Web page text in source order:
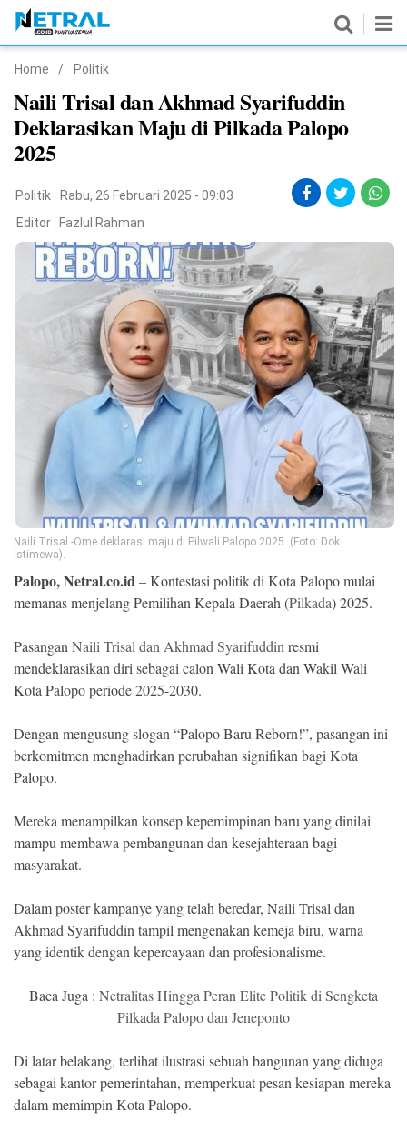
Nasional
Pemerintahan
Hukrim
Pendidikan
Peristiwa
Olahraga
Ekonomi
Memori
©
Copyright
.
All
Right
Reserved
Home / Politik
Naili Trisal dan Akhmad Syarifuddin
Deklarasikan Maju di Pilkada Palopo
2025
Politik
Rabu, 26 Februari 2025 - 09:03
Editor : Fazlul Rahman
Naili Trisal -Ome deklarasi maju di Pilwali Palopo 2025. (Foto: Dok
Istimewa).
Palopo, Netral.co.id– Kontestasi politik di Kota Palopo mulai
memanas menjelang Pemilihan Kepala Daerah (Pilkada) 2025.
PasanganNaili Trisal dan Akhmad Syarifuddinresmi
mendeklarasikan diri sebagai calon Wali Kota dan Wakil Wali
Kota Palopo periode 2025-2030.
Dengan mengusung slogan “Palopo Baru Reborn!”, pasangan ini
berkomitmen menghadirkan perubahan signifikan bagi Kota
Palopo.
Mereka menampilkan konsep kepemimpinan baru yang dinilai
mampu membawa pembangunan dan kesejahteraan bagi
masyarakat.
Dalam poster kampanye yang telah beredar, Naili Trisal dan
Akhmad Syarifuddin tampil mengenakan kemeja biru, warna
yang identik dengan kepercayaan dan profesionalisme.
Baca Juga : Netralitas Hingga Peran Elite Politik di Sengketa
Pilkada Palopo dan Jeneponto
Di latar belakang, terlihat ilustrasi sebuah bangunan yang diduga
sebagai kantor pemerintahan, memperkuat pesan kesiapan mereka
dalam memimpin Kota Palopo.